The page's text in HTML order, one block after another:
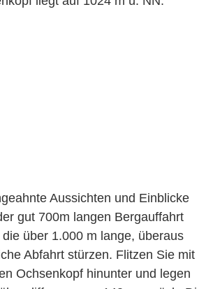
Aussichten und Einblicke
gut 700m langen Bergauffahrt
über 1.000 m lange, überaus
Abfahrt stürzen. Flitzen Sie mit
Ochsenkopf hinunter und legen